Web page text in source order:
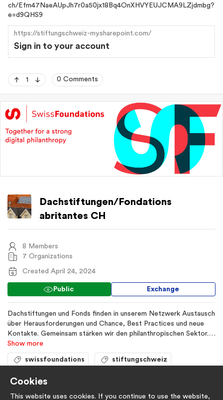
ch/Efm47NaeAUpJh7r0a50jx18Bq4OnXHVYEUJCMA9LZjdmbg?
e=d9QHS9
https://stiftungschweiz-my.sharepoint.com/
Sign in to your account
1 0 Comments
Dachstiftungen/Fondations
abritantes CH
8 Members
7 Organizations
Created April 24, 2024
Public Exchange
Dachstiftungen und Fonds finden in unserem Netzwerk Austausch
über Herausforderungen und Chance, Best Practices und neue
Kontakte. Gemeinsam stärken wir den philanthropischen Sektor.
Les fondations abritantes et les fonds trouvent dans notre
réseau des échanges sur les défis et les opportunités, les
meilleures pratiques et de nouveaux contacts. Ensemble,
Show more
swissfoundations stiftungschweiz
dachstiftungen
Cookies
This website uses cookies. If you continue to use the website,